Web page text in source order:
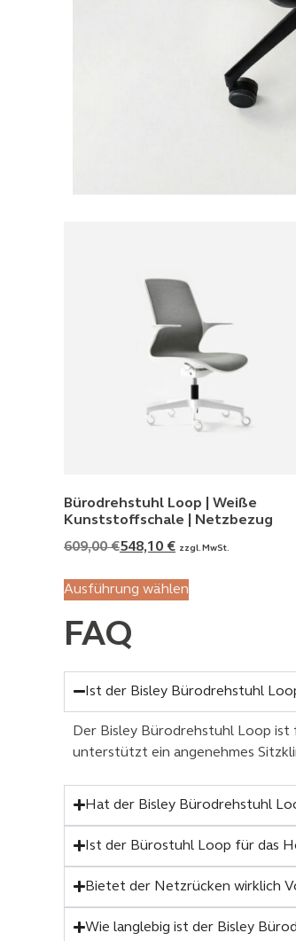
Bürodrehstuhl Loop | Weiße
Kunststoffschale | Netzbezug
609,00€548,10 € zzgl. MwSt.
Ausführung wählen
FAQ
Ist der Bisley Bürodrehstuhl
Der Bisley Bürodrehstuhl Loop
unterstützt ein angenehmes
Hat der Bisley Bürodrehstuhl
Ist der Bürostuhl Loop für das
Bietet der Netzrücken wirklich
Wie langlebig ist der Bisley